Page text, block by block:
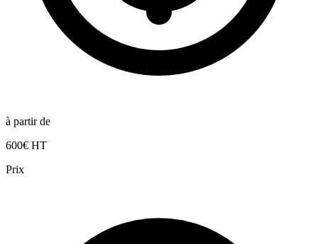
à partir de
600€ HT
Prix